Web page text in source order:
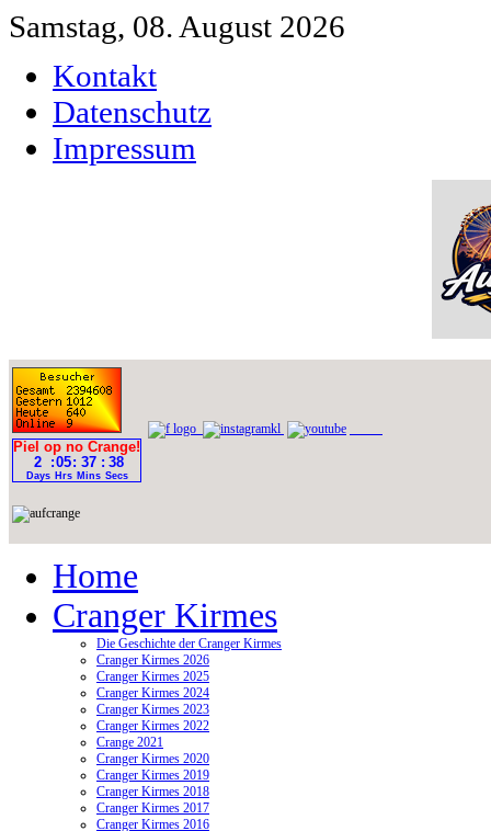
Samstag, 08. August 2026
Kontakt
Datenschutz
Impressum
Home
Cranger Kirmes
Die Geschichte der Cranger Kirmes
Cranger Kirmes 2026
Cranger Kirmes 2025
Cranger Kirmes 2024
Cranger Kirmes 2023
Cranger Kirmes 2022
Crange 2021
Cranger Kirmes 2020
Cranger Kirmes 2019
Cranger Kirmes 2018
Cranger Kirmes 2017
Cranger Kirmes 2016